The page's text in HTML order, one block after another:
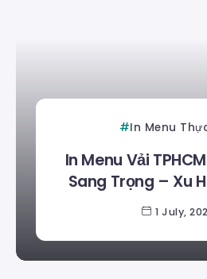
In Menu
In Menu Vải
Sang Trọng – Xu
1 July,